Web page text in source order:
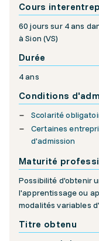
Cours
60 jours sur 4 ans
à Sion (VS)
Durée
4 ans
Conditions
Scolarité
Certaines
d'admission
Maturité
Possibilité d'obtenir
l'apprentissage ou
modalités variables
Titre obtenu